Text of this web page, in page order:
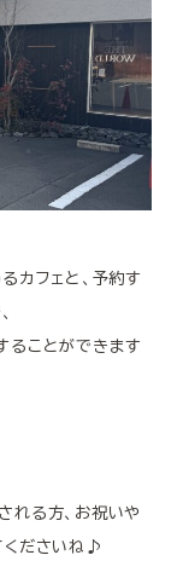
カフェと、予約す
ることができます
れる方、お祝いや
くださいね♪